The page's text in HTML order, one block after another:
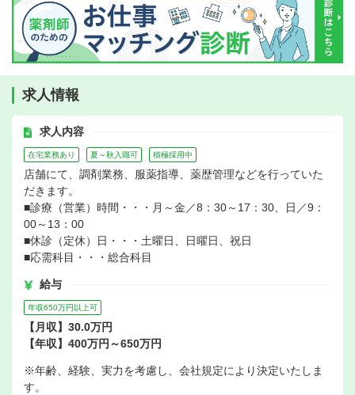
求人情報
求人内容
在宅業務あり 夏～秋入職可 積極採用中
店舗にて、調剤業務、服薬指導、薬歴管理などを行っていた
だきます。
■診療（営業）時間・・・月～金／8：30～17：30、日／9：
00～13：00
■休診（定休）日・・・土曜日、日曜日、祝日
■応需科目・・・総合科目
給与
年収650万円以上可
【月収】30.0万円
【年収】400万円～650万円
※年齢、経験、実力を考慮し、会社規定により決定いたしま
す。